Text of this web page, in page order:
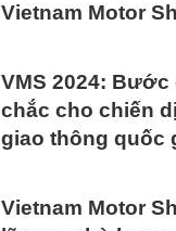
Vietnam Motor
VMS 2024:
chắc cho chiến
giao thông quốc
Vietnam Motor